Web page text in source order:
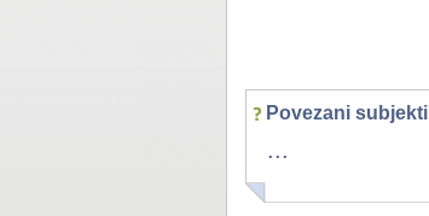
Povezani subjekti
...